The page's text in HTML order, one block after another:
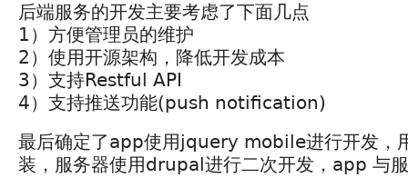
后端服务的开发主要考虑了下面几点
1）方便管理员的维护
2）使用开源架构，降低开发成本
3）支持Restful API
4）支持推送功能(push notification)
最后确定了app使用jquery mobile进行开发，
装，服务器使用drupal进行二次开发，app 与